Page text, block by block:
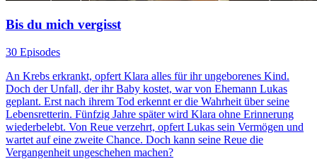
Bis du mich vergisst
30 Episodes
An Krebs erkrankt, opfert Klara alles für ihr ungeborenes Kind.
Doch der Unfall, der ihr Baby kostet, war von Ehemann Lukas
geplant. Erst nach ihrem Tod erkennt er die Wahrheit über seine
Lebensretterin. Fünfzig Jahre später wird Klara ohne Erinnerung
wiederbelebt. Von Reue verzehrt, opfert Lukas sein Vermögen und
wartet auf eine zweite Chance. Doch kann seine Reue die
Vergangenheit ungeschehen machen?